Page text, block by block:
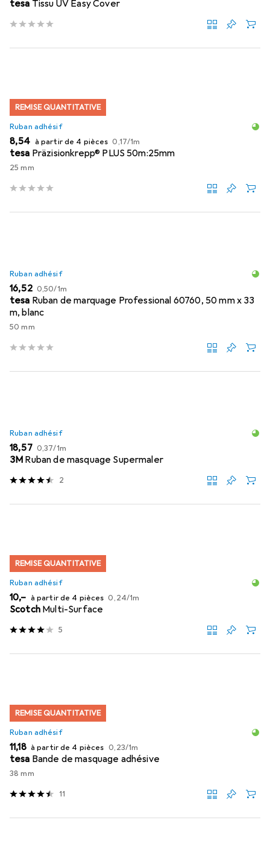
tesa Tissu UV Easy Cover
REMISE QUANTITATIVE
Ruban adhésif
EUR
8,54 à partir de 4 pièces EUR
0,17/1m
tesa Präzisionkrepp® PLUS 50m:25mm
25 mm
Ruban adhésif
EUR
16,52 EUR
0,50/1m
tesa Ruban de marquage Professional 60760, 50 mm x 33
m, blanc
50 mm
Ruban adhésif
EUR
18,57 EUR
0,37/1m
3M Ruban de masquage Supermaler
2
REMISE QUANTITATIVE
Ruban adhésif
EUR
10,– à partir de 4 pièces EUR
0,24/1m
Scotch Multi-Surface
5
REMISE QUANTITATIVE
Ruban adhésif
EUR
11,18 à partir de 4 pièces EUR
0,23/1m
tesa Bande de masquage adhésive
38 mm
11